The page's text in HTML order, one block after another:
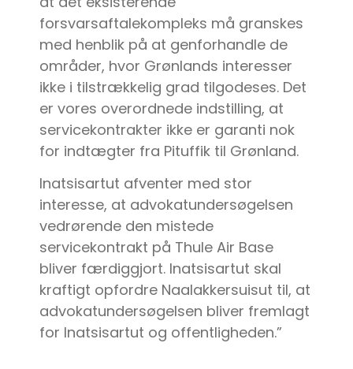
forsvarsaftalekompleks må granskes
med henblik på at genforhandle de
områder, hvor Grønlands interesser
ikke i tilstrækkelig grad tilgodeses. Det
er vores overordnede indstilling, at
servicekontrakter ikke er garanti nok
for indtægter fra Pituffik til Grønland.
Inatsisartut afventer med stor
interesse, at advokatundersøgelsen
vedrørende den mistede
servicekontrakt på Thule Air Base
bliver færdiggjort. Inatsisartut skal
kraftigt opfordre Naalakkersuisut til, at
advokatundersøgelsen bliver fremlagt
for Inatsisartut og offentligheden.”